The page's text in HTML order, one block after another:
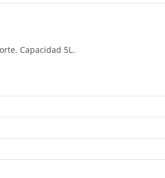
Capacidad 5L.